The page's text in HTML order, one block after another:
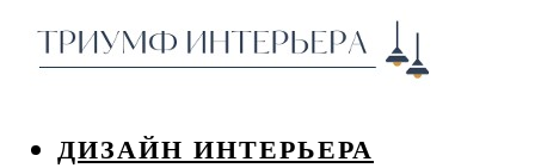
ДИЗАЙН ИНТЕРЬЕРА